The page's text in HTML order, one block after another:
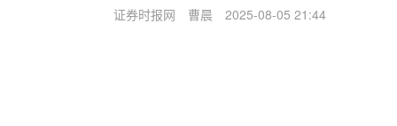
证券时报网 曹晨 2025-08-05 21:44